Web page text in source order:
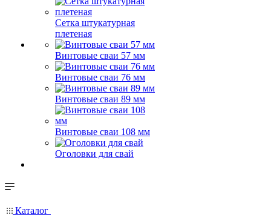
Сетка штукатурная
плетеная
Винтовые сваи 57 мм
Винтовые сваи 76 мм
Винтовые сваи 89 мм
Винтовые сваи 108 мм
Оголовки для свай
Каталог